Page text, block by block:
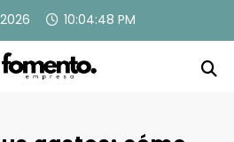
10:04:49 PM